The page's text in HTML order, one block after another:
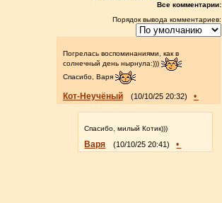
Все комментарии:
Порядок вывода комментариев:
Погрелась воспоминаниями, как в
солнечный день нырнула:)))
Спасибо, Варя
Кот-Неучёный (10/10/25 20:32) •
Спасибо, милый Котик)))
Варя (10/10/25 20:41) •